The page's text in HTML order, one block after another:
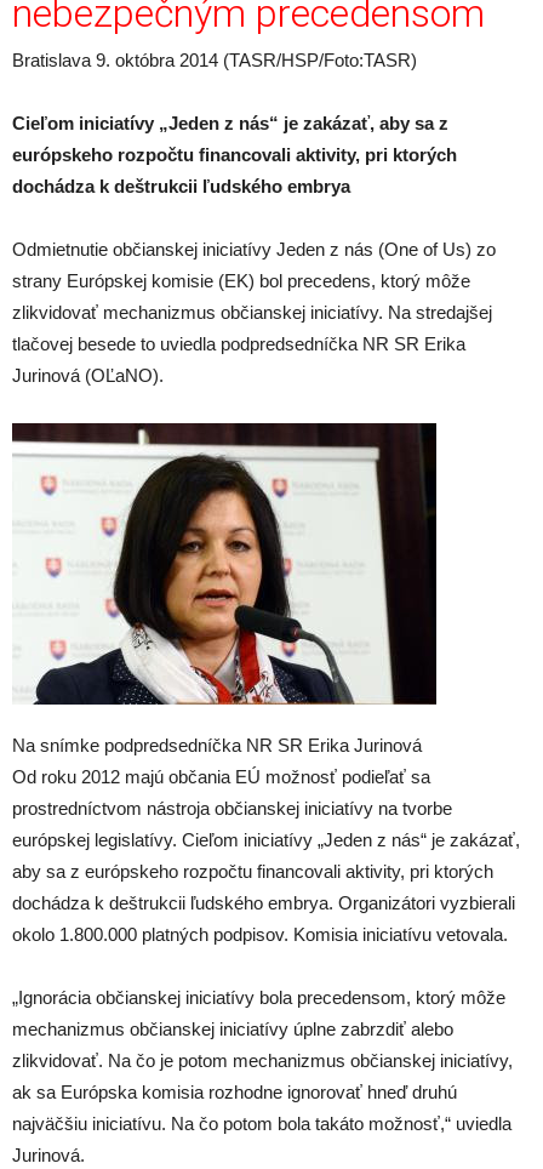
nebezpečným precedensom
Bratislava 9. októbra 2014 (TASR/HSP/Foto:TASR)
Cieľom iniciatívy „Jeden z nás“ je zakázať, aby sa z
európskeho rozpočtu financovali aktivity, pri ktorých
dochádza k deštrukcii ľudského embrya
Odmietnutie občianskej iniciatívy Jeden z nás (One of Us) zo
strany Európskej komisie (EK) bol precedens, ktorý môže
zlikvidovať mechanizmus občianskej iniciatívy. Na stredajšej
tlačovej besede to uviedla podpredsedníčka NR SR Erika
Jurinová (OĽaNO).
Na snímke podpredsedníčka NR SR Erika Jurinová
Od roku 2012 majú občania EÚ možnosť podieľať sa
prostredníctvom nástroja občianskej iniciatívy na tvorbe
európskej legislatívy. Cieľom iniciatívy „Jeden z nás“ je zakázať,
aby sa z európskeho rozpočtu financovali aktivity, pri ktorých
dochádza k deštrukcii ľudského embrya. Organizátori vyzbierali
okolo 1.800.000 platných podpisov. Komisia iniciatívu vetovala.
„Ignorácia občianskej iniciatívy bola precedensom, ktorý môže
mechanizmus občianskej iniciatívy úplne zabrzdiť alebo
zlikvidovať. Na čo je potom mechanizmus občianskej iniciatívy,
ak sa Európska komisia rozhodne ignorovať hneď druhú
najväčšiu iniciatívu. Na čo potom bola takáto možnosť,“ uviedla
Jurinová.